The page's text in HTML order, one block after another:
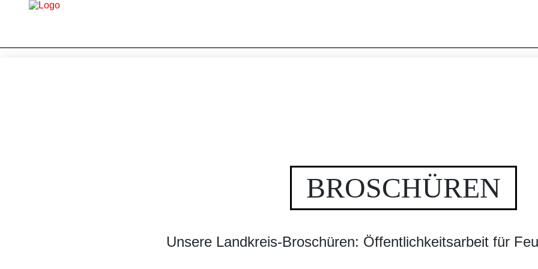
BROSCHÜREN
Unsere Landkreis-Broschüren: Öffentlichkeitsarbeit für